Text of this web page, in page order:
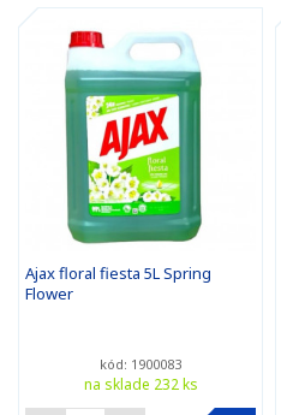
Ajax floral fiesta 5L Spring
Flower
kód: 1900083
na sklade 232 ks